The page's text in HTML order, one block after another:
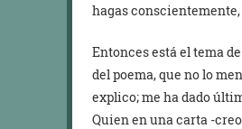
hagas
Entonces está el tema
del poema, que no lo
explico; me ha dado
Quien en una carta -